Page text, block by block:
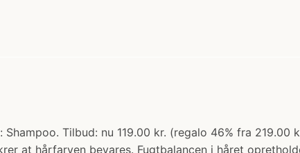
Tilbud: nu 119.00 kr. (regalo 46% fra 219.00
at hårfarven bevares. Fugtbalancen i håret